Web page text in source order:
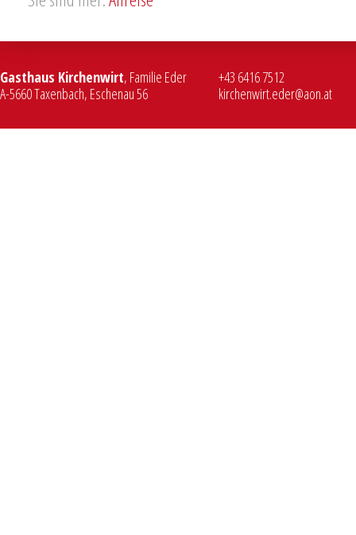
Gasthaus Kirchenwirt, Familie Eder
A-5660Taxenbach, Eschenau 56
+43 6416 7512
kirchenwirt.eder@aon.at